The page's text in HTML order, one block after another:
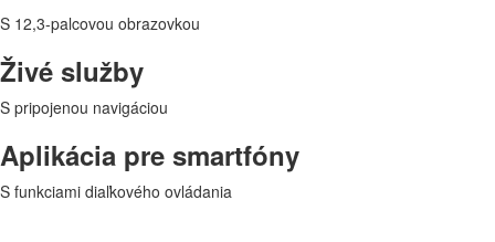
S 12,3-palcovou obrazovkou
Živé služby
S pripojenou navigáciou
Aplikácia pre smartfóny
S funkciami diaľkového ovládania